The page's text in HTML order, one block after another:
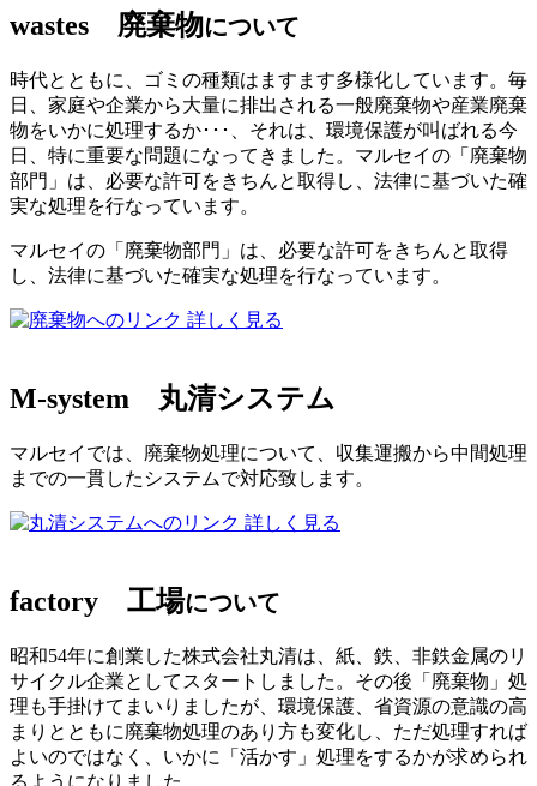
wastes 廃棄物について
時代とともに、ゴミの種類はますます多様化しています。毎
日、家庭や企業から大量に排出される一般廃棄物や産業廃棄
物をいかに処理するか･･･、それは、環境保護が叫ばれる今
日、特に重要な問題になってきました。マルセイの「廃棄物
部門」は、必要な許可をきちんと取得し、法律に基づいた確
実な処理を行なっています。
マルセイの「廃棄物部門」は、必要な許可をきちんと取得
し、法律に基づいた確実な処理を行なっています。
詳しく見る
M-system 丸清システム
マルセイでは、廃棄物処理について、収集運搬から中間処理
までの一貫したシステムで対応致します。
詳しく見る
factory 工場について
昭和54年に創業した株式会社丸清は、紙、鉄、非鉄金属のリ
サイクル企業としてスタートしました。その後「廃棄物」処
理も手掛けてまいりましたが、環境保護、省資源の意識の高
まりとともに廃棄物処理のあり方も変化し、ただ処理すれば
よいのではなく、いかに「活かす」処理をするかが求められ
るようになりました。